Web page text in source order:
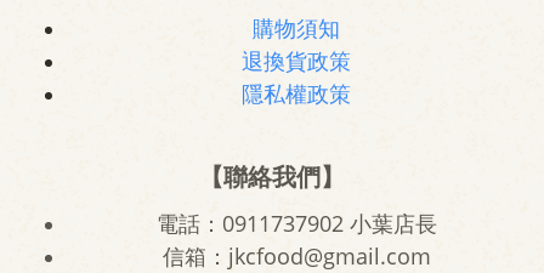
購物須知
退換貨政策
隱私權政策
【聯絡我們】
電話：0911737902 小葉店長
信箱：jkcfood@gmail.com